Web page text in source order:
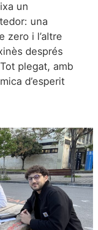
un
una
zero i l’altre
després
plegat, amb
d’esperit